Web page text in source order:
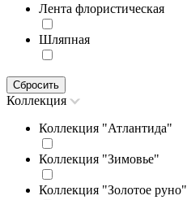
Лента флористическая
Шляпная
Сбросить
Коллекция
Коллекция "Атлантида"
Коллекция "Зимовье"
Коллекция "Золотое руно"